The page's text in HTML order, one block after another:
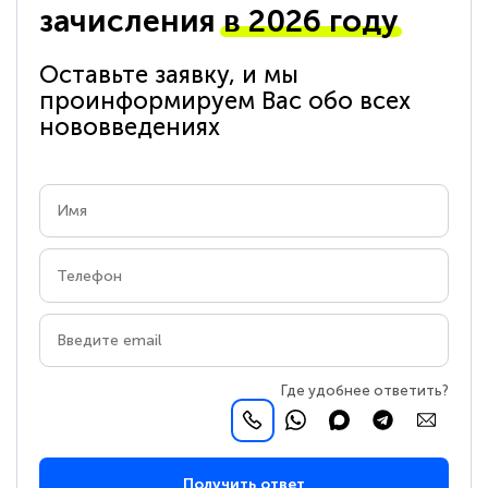
зачисленияв 2026 году
Оставьте заявку, и мы
проинформируем Вас обо всех
нововведениях
Где удобнее ответить?
Получить ответ